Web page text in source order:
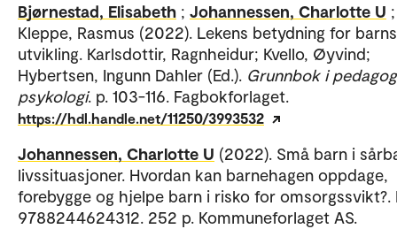
Bjørnestad, Elisabeth ; Johannessen, Charlotte U ;
Kleppe, Rasmus (2022). Lekens betydning for barns
utvikling. Karlsdottir, Ragnheidur; Kvello, Øyvind;
Hybertsen, Ingunn Dahler (Ed.). Grunnbok i
psykologi. p. 103-116. Fagbokforlaget.
https://hdl.handle.net/11250/3993532
Johannessen, Charlotte U (2022). Små barn i
livssituasjoner. Hvordan kan barnehagen oppdage,
forebygge og hjelpe barn i risko for omsorgssvikt?.
9788244624312. 252 p. Kommuneforlaget AS.